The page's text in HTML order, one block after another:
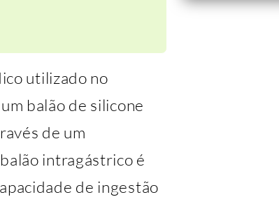
utilizado no
balão de silicone
de um
intragástrico é
de ingestão